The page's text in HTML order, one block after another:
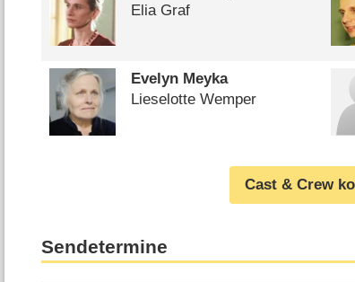
Elia Graf
Evelyn Meyka
Lieselotte Wemper
Cast & Crew
Sendetermine